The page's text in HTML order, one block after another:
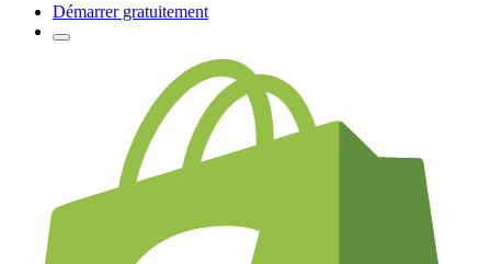
Démarrer gratuitement